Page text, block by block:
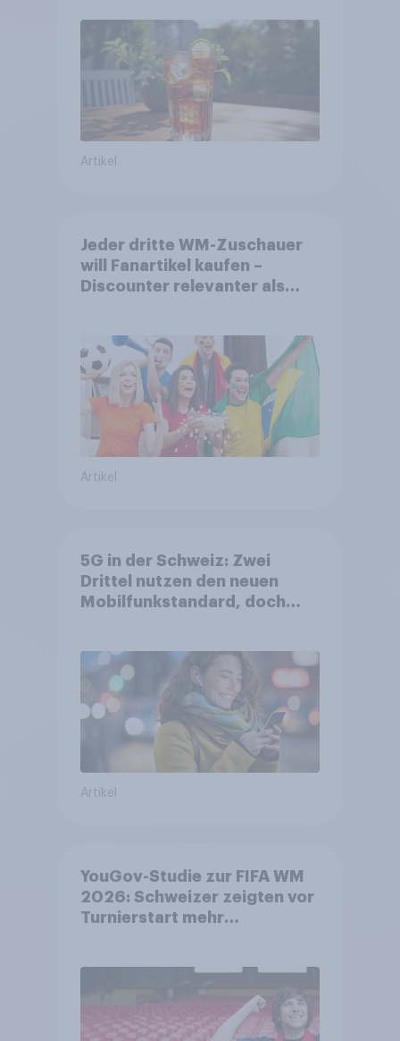
Artikel
Jeder dritte WM-Zuschauer
will Fanartikel kaufen –
Discounter relevanter als
Artikel
5G in der Schweiz: Zwei
Drittel nutzen den neuen
Mobilfunkstandard, doch
Artikel
YouGov-Studie zur FIFA WM
2026: Schweizer zeigten vor
Turnierstart mehr